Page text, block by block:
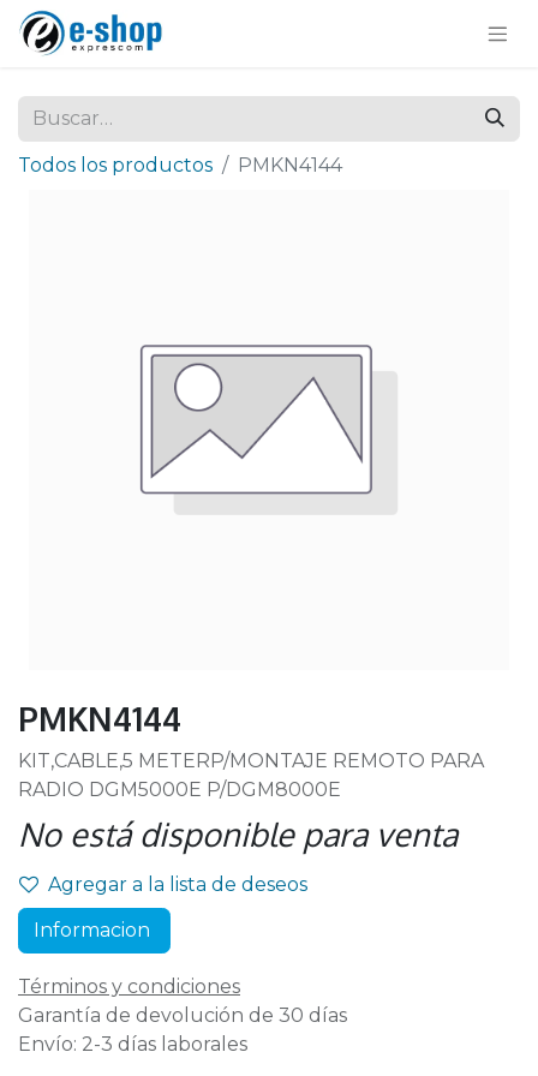
Todos los productos PMKN4144
PMKN4144
KIT,CABLE,5 METERP/MONTAJE REMOTO PARA
RADIO DGM5000E P/DGM8000E
No está disponible para venta
Agregar a la lista de deseos
Informacion
Términos y condiciones
Garantía de devolución de 30 días
Envío: 2-3 días laborales